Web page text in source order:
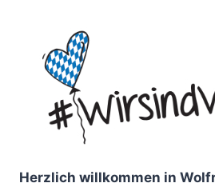
Herzlich willkommen in